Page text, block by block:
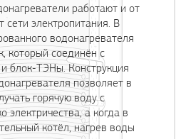
работают и от
сети электропитания. В
водонагревателя
который соединён с
блок-ТЭНы. Конструкция
позволяет в
горячую воду с
электричества, а когда в
котёл, нагрев воды